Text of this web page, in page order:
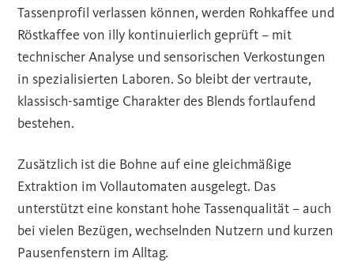
Tassenprofil verlassen können, werden Rohkaffee und
Röstkaffee von illy kontinuierlich geprüft – mit
technischer Analyse und sensorischen Verkostungen
in spezialisierten Laboren. So bleibt der vertraute,
klassisch-samtige Charakter des Blends fortlaufend
bestehen.
Zusätzlich ist die Bohne auf eine gleichmäßige
Extraktion im Vollautomaten ausgelegt. Das
unterstützt eine konstant hohe Tassenqualität – auch
bei vielen Bezügen, wechselnden Nutzern und kurzen
Pausenfenstern im Alltag.